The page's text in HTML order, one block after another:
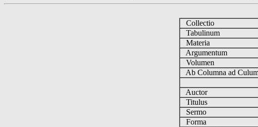
Collectio
Tabulinum
Materia
Argumentum
Volumen
Ab Columna ad
Auctor
Titulus
Sermo
Forma